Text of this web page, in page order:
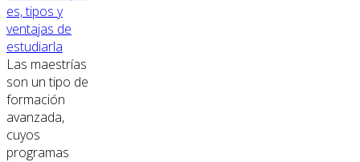
es, tipos y
ventajas de
estudiarla
Las maestrías
son un tipo de
formación
avanzada,
cuyos
programas